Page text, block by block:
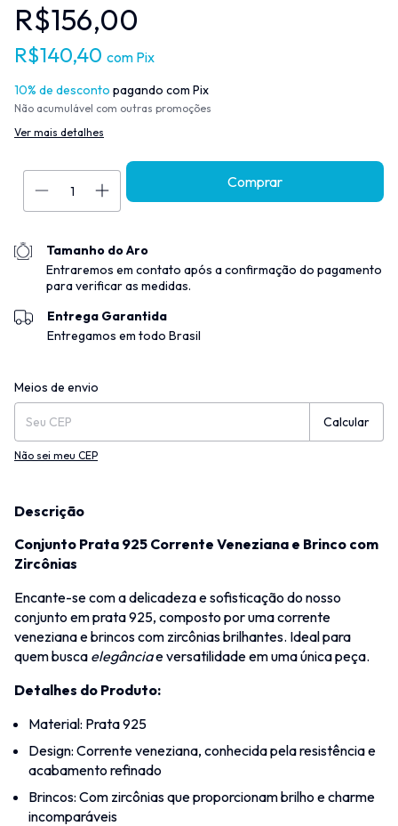
R$156,00
R$140,40 com Pix
10% de desconto pagando com Pix
Não acumulável com outras promoções
Ver mais detalhes
Tamanho do Aro
Entraremos em contato após a confirmação do pagamento
para verificar as medidas.
Entrega Garantida
Entregamos em todo Brasil
Entregas para o CEP:
Meios de envio
Calcular
Não sei meu CEP
Descrição
Conjunto Prata 925 Corrente Veneziana e Brinco com
Zircônias
Encante-se com a delicadeza e sofisticação do nosso
conjunto em prata 925, composto por uma corrente
veneziana e brincos com zircônias brilhantes. Ideal para
quem busca elegânciae versatilidade em uma única peça.
Detalhes do Produto:
Material: Prata 925
Design: Corrente veneziana, conhecida pela resistência e
acabamento refinado
Brincos: Com zircônias que proporcionam brilho e charme
incomparáveis